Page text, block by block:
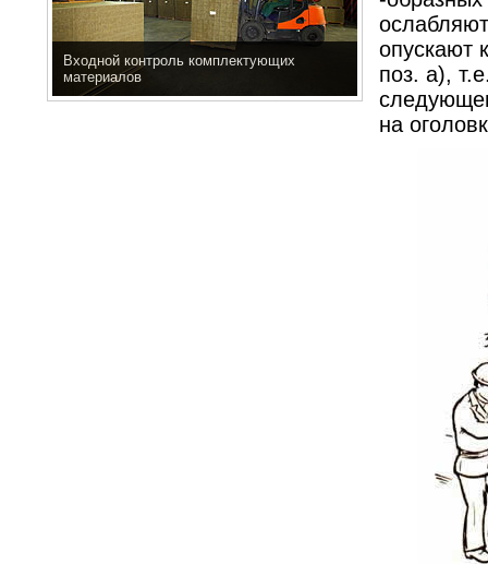
Входной контроль комплектующих
материалов
опускают
поз. а),
на